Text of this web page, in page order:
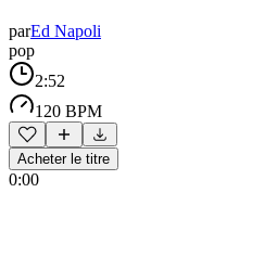
parEd Napoli
pop
2:52
120 BPM
Acheter le titre
0:00